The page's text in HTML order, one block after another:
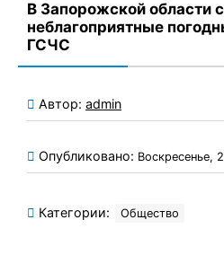
В Запорожской области
неблагоприятные
ГСЧС
Автор: admin
Опубликовано: Воскресенье,
Категории: Общество